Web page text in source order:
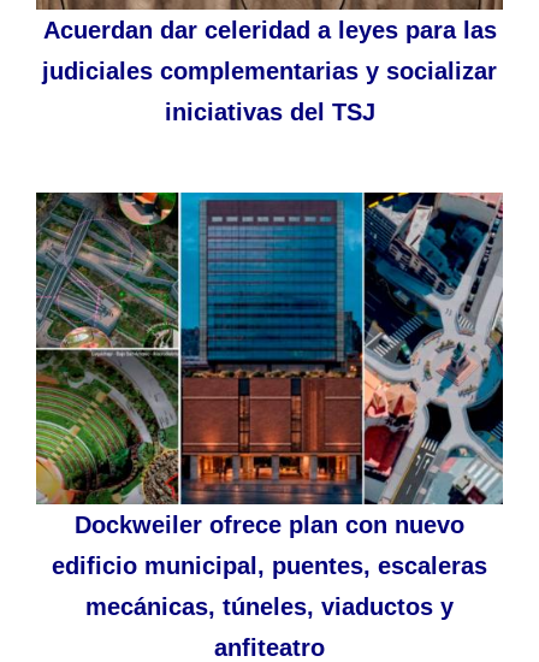
Acuerdan dar celeridad a leyes para las
judiciales complementarias y socializar
iniciativas del TSJ
Dockweiler ofrece plan con nuevo
edificio municipal, puentes, escaleras
mecánicas, túneles, viaductos y
anfiteatro